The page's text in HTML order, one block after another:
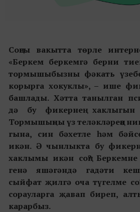
Соңгы вакытта төрле
«Беркем беркемгә берни
тормышыбызны фәкать
корырга хокуклы», – ише
башлады. Хәтта танылган
дә бу фикернең хаклыгын
Тормышыңны үз теләкләреңә
гына, син бәхетле һәм
икән. Ә чынлыкта бу
хаклымы икән соң? Беркемне
генә яшәгәндә гадәти
сыйфат җилгә оча түгелме
сорауларга җавап биреп,
карарбыз.